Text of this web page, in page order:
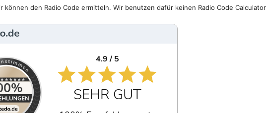
können den Radio Code ermitteln. Wir benutzen dafür keinen Radio Code
4.9 / 5
SEHR GUT